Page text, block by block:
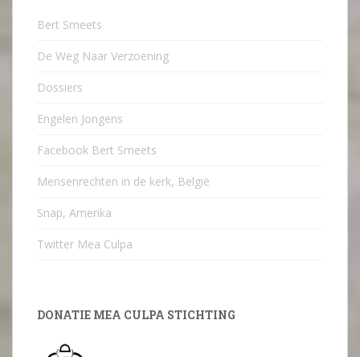
Bert Smeets
De Weg Naar Verzoening
Dossiers
Engelen Jongens
Facebook Bert Smeets
Mensenrechten in de kerk, België
Snap, Amerika
Twitter Mea Culpa
DONATIE MEA CULPA STICHTING